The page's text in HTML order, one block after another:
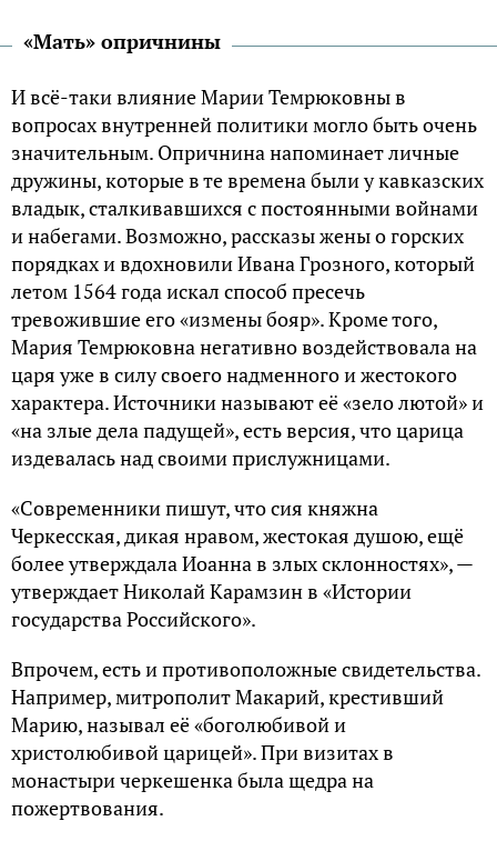
«Мать» опричнины
И всё-таки влияние Марии Темрюковны в
вопросах внутренней политики могло быть очень
значительным. Опричнина напоминает личные
дружины, которые в те времена были у кавказских
владык, сталкивавшихся с постоянными войнами
и набегами. Возможно, рассказы жены о горских
порядках и вдохновили Ивана Грозного, который
летом 1564 года искал способ пресечь
тревожившие его «измены бояр». Кроме того,
Мария Темрюковна негативно воздействовала на
царя уже в силу своего надменного и жестокого
характера. Источники называют её «зело лютой» и
«на злые дела падущей», есть версия, что царица
издевалась над своими прислужницами.
«Современники пишут, что сия княжна
Черкесская, дикая нравом, жестокая душою, ещё
более утверждала Иоанна в злых склонностях», —
утверждает Николай Карамзин в «Истории
государства Российского».
Впрочем, есть и противоположные свидетельства.
Например, митрополит Макарий, крестивший
Марию, называл её «боголюбивой и
христолюбивой царицей». При визитах в
монастыри черкешенка была щедра на
пожертвования.